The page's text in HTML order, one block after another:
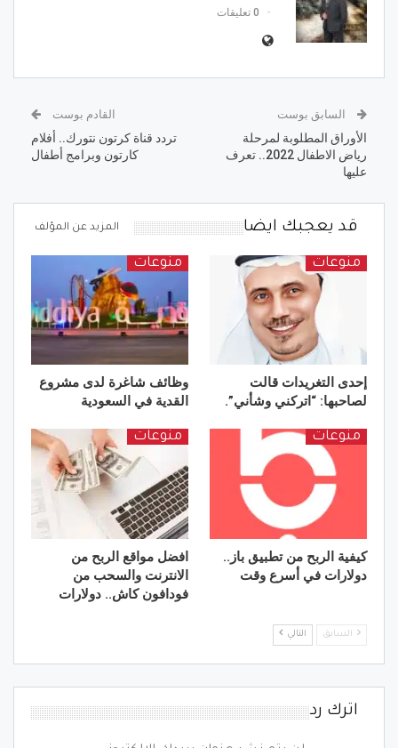
0 تعليقات
السابق بوست
الأوراق المطلوبة لمرحلة
رياض الاطفال 2022.. تعرف
عليها
القادم بوست
تردد قناة كرتون نتورك.. أفلام
كارتون وبرامج أطفال
قد يعجبك ايضا المزيد عن المؤلف
منوعات
إحدى التغريدات قالت
لصاحبها: “اتركني وشأني”.
منوعات
وظائف شاغرة لدى مشروع
القدية في السعودية
منوعات
كيفية الربح من تطبيق باز..
دولارات في أسرع وقت
منوعات
افضل مواقع الربح من
الانترنت والسحب من
فودافون كاش.. دولارات
السابق التالي
اترك رد